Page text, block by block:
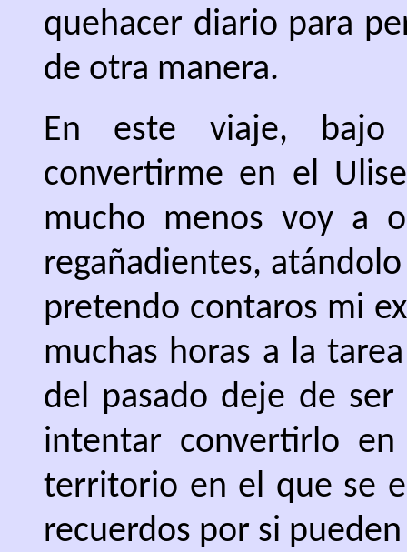
quehacer diario para
de otra manera.
En este viaje, bajo
convertirme en el
mucho menos voy a
regañadientes,
pretendo contaros mi
muchas horas a la
del pasado deje de
intentar convertirlo
territorio en el que se
recuerdos por si